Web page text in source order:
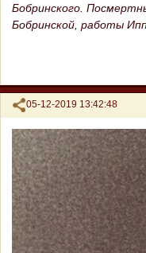
Бобринского.
Бобринской, работы
Поделиться
05-12-2019 13:42:48